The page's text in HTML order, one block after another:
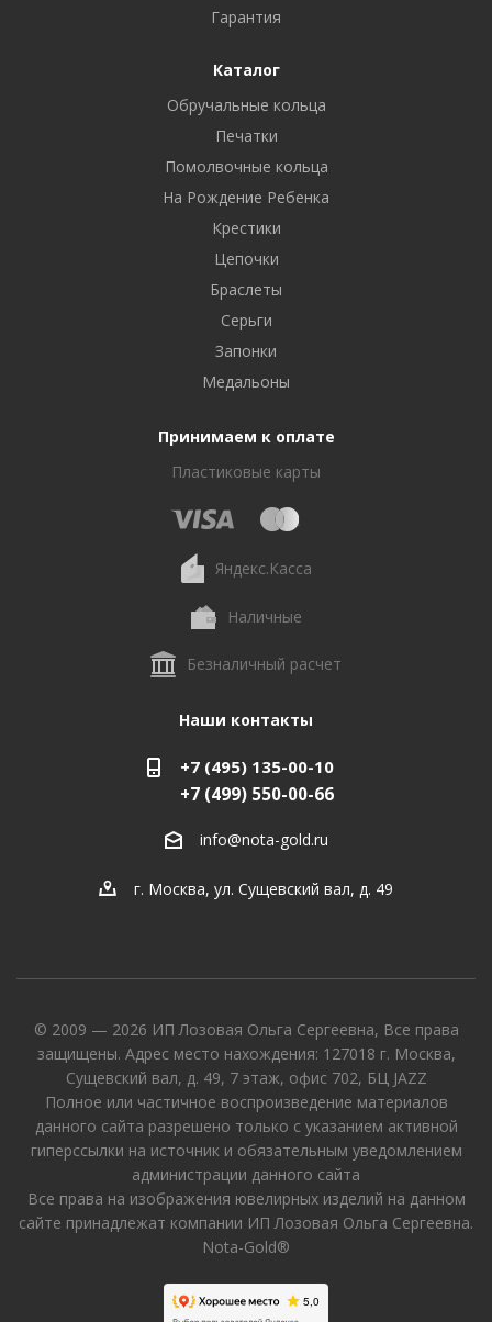
Гарантия
Каталог
Обручальные кольца
Печатки
Помолвочные кольца
На Рождение Ребенка
Крестики
Цепочки
Браслеты
Серьги
Запонки
Медальоны
Принимаем к оплате
Пластиковые карты
Яндекс.Касса
Наличные
Безналичный расчет
Наши контакты
+7 (495) 135-00-10
+7 (499) 550-00-66
info@nota-gold.ru
г. Москва, ул. Сущевский вал, д. 49
© 2009 — 2026 ИП Лозовая Ольга Сергеевна, Все права
защищены. Адрес место нахождения: 127018 г. Москва,
Сущевский вал, д. 49, 7 этаж, офис 702, БЦ JAZZ
Полное или частичное воспроизведение материалов
данного сайта разрешено только с указанием активной
гиперссылки на источник и обязательным уведомлением
администрации данного сайта
Все права на изображения ювелирных изделий на данном
сайте принадлежат компании ИП Лозовая Ольга Сергеевна.
Nota-Gold®